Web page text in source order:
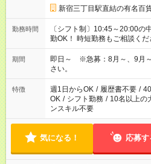
新宿三丁目駅直結の有名百
勤務時間
〔シフト制〕10:45～20:00の中で実働7時
勤OK！ 時短勤務もご相談くだ
期間
即日～ ※急募：8月～、9月
さい。
特徴 週1日からOK / 履歴書不要 /
OK / シフト勤務 / 10名以上の
ンスキル不要
気になる！ 応募す